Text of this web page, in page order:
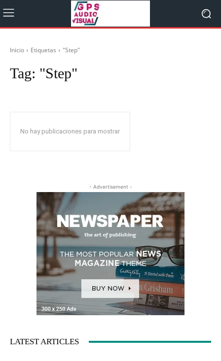
Inicio Etiquetas "Step"
Tag: "Step"
No hay publicaciones para mostrar
- Advertisement -
LATEST ARTICLES